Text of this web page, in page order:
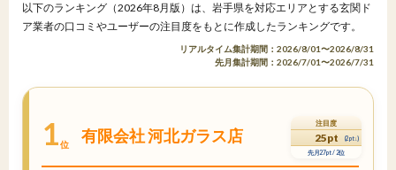
以下のランキング（2026年8月版）は、岩手県を対応エリアとする玄関ド
ア業者の口コミやユーザーの注目度をもとに作成したランキングです。
リアルタイム集計期間：2026/8/01〜2026/8/31
先月集計期間：2026/7/01〜2026/7/31
1位 有限会社 河北ガラス店
注目度
25pt (2pt↓)
先月27pt / 2位